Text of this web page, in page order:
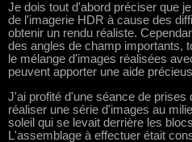
Je dois tout d'abord préciser que
de l'imagerie HDR à cause des
obtenir un rendu réaliste.
des angles de champ importants,
le mélange d'images réalisées
peuvent apporter une aide
J'ai profité d'une séance de prises
réaliser une série d'images au
soleil qui se levait derrière les
L'assemblage à effectuer était